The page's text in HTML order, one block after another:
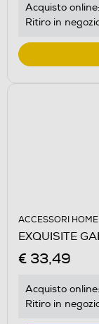
Acquisto online:
Ritiro in
ACCESSORI
EXQUISITE
€ 33,49
Acquisto online:
Ritiro in